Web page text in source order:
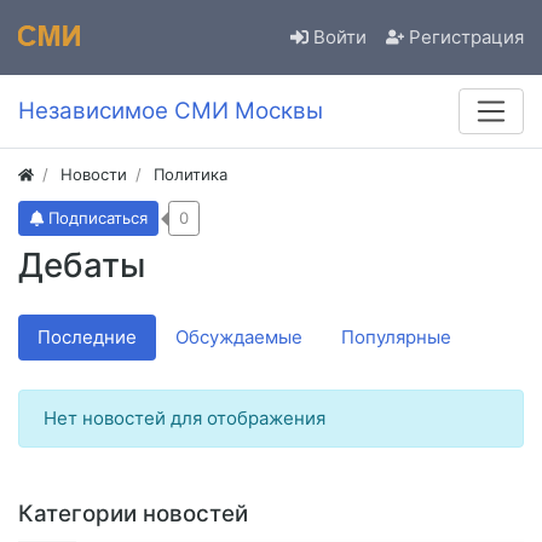
Войти Регистрация
Независимое СМИ Москвы
Новости Политика
Дебаты
Подписаться 0
Последние Обсуждаемые Популярные
Нет новостей для отображения
Категории новостей